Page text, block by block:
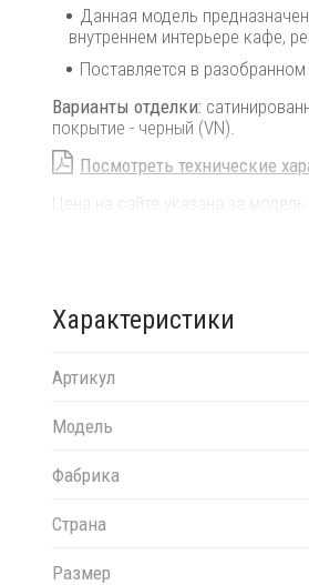
Данная модель
внутреннем интерьере кафе,
Поставляется в
Варианты отделки:
покрытие - черный (VN).
Посмотреть технические
Цена на сайте указана за
Характеристики
Артикул
Модель
Фабрика
Страна
Размер